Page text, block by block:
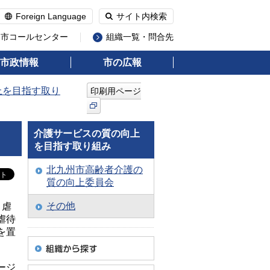
Foreign Language サイト内検索
コールセンター 組織一覧・問合先
市政情報 市の広報
目指す取り 印刷用ページ
待
置
ジ
介護サービスの質の向上
を目指す取り組み
北九州市高齢者介護の
質の向上委員会
その他